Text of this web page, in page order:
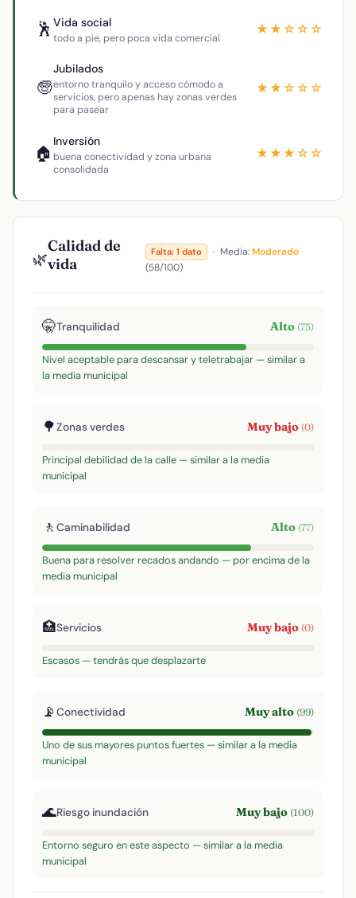
🕺 Vida social
todo a pie, pero poca vida comercial
★★☆☆☆
🧓
Jubilados
entorno tranquilo y acceso cómodo a
servicios, pero apenas hay zonas verdes
para pasear
★★☆☆☆
🏠
Inversión
buena conectividad y zona urbana
consolidada
★★★☆☆
🌿
Calidad de
vida
Falta: 1 dato · Media:Moderado
(58/100)
🤫Tranquilidad Alto (75)
Nivel aceptable para descansar y teletrabajar — similar a
la media municipal
🌳Zonas verdes Muy bajo (0)
Principal debilidad de la calle — similar a la media
municipal
🚶 Caminabilidad Alto (77)
Buena para resolver recados andando — por encima de la
media municipal
🏥Servicios Muy bajo (0)
Escasos — tendrás que desplazarte
📡Conectividad Muy alto (99)
Uno de sus mayores puntos fuertes — similar a la media
municipal
🌊Riesgo inundación Muy bajo (100)
Entorno seguro en este aspecto — similar a la media
municipal